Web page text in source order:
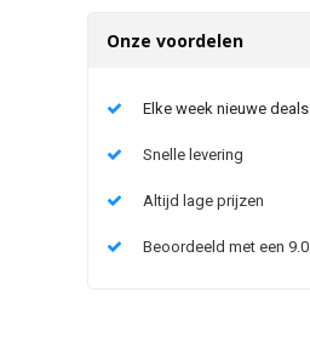
Onze voordelen
Elke week nieuwe deals
Snelle levering
Altijd lage prijzen
Beoordeeld met een 9.0